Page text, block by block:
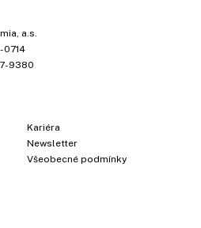
a.s.
0714
9380
Kariéra
Newsletter
Všeobecné podmínky